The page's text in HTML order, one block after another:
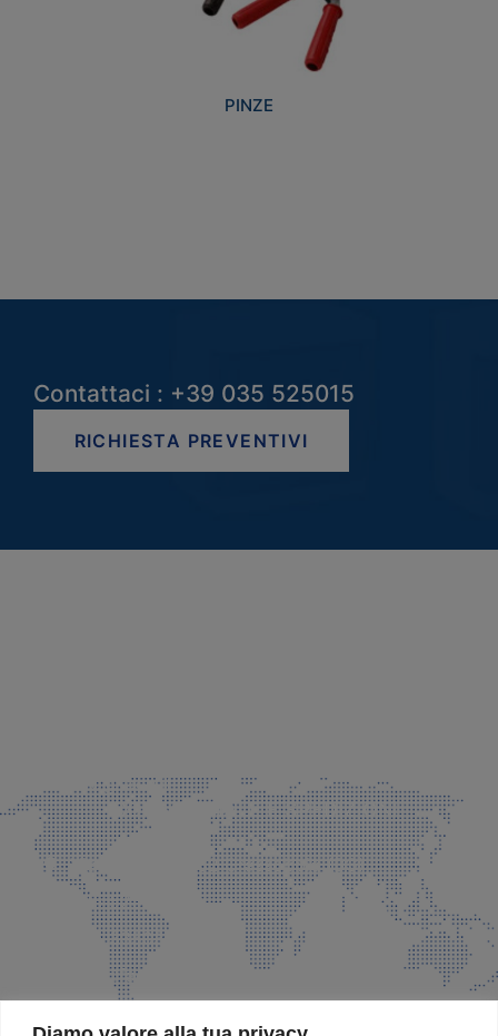
PINZE
Contattaci : +39 035 525015
RICHIESTA PREVENTIVI
info@faeg.it
COMMERCIALE E SPEDIZIONI
Via Padre Elzi, 32 Grassobbio (BG)
035 525015
035 335037
info@faeg.it
SITE MAP